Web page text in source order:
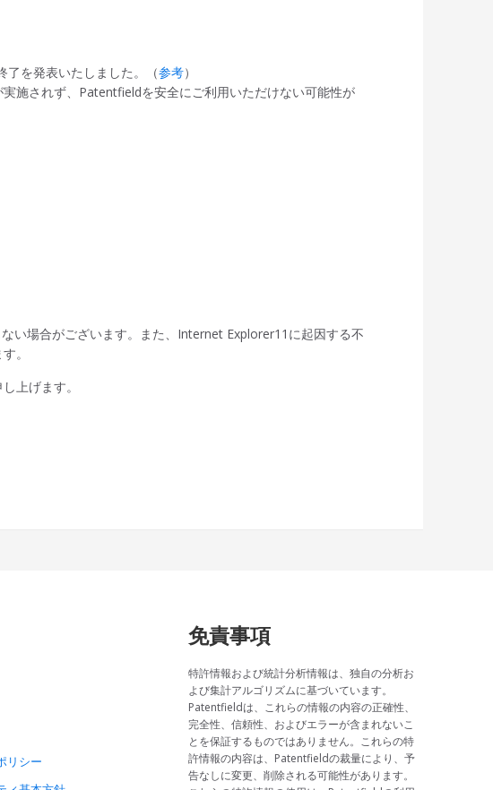
を発表いたしました。（参考）
施されず、Patentfieldを安全にご利用いただけない可能性が
い場合がございます。また、Internet Explorer11に起因する不
。
上げます。
リシー
免責事項
特許情報および統計分析情報は、独自の分析お
よび集計アルゴリズムに基づいています。
Patentfieldは、これらの情報の内容の正確性、
完全性、信頼性、およびエラーが含まれないこ
とを保証するものではありません。これらの特
許情報の内容は、Patentfieldの裁量により、予
告なしに変更、削除される可能性があります。